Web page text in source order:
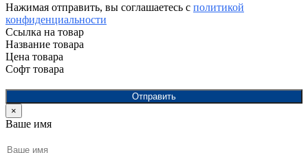
Нажимая отправить, вы соглашаетесь с политикой
конфиденциальности
Ссылка на товар
Название товара
Цена товара
Софт товара
Отправить
×
Ваше имя